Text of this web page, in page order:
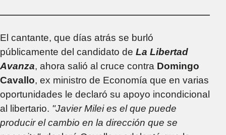
El cantante, que días atrás se burló
públicamente del candidato de La Libertad
Avanza, ahora salió al cruce contra Domingo
Cavallo, ex ministro de Economía que en varias
oportunidades le declaró su apoyo incondicional
al libertario. "Javier Milei es el que puede
producir el cambio en la dirección que se